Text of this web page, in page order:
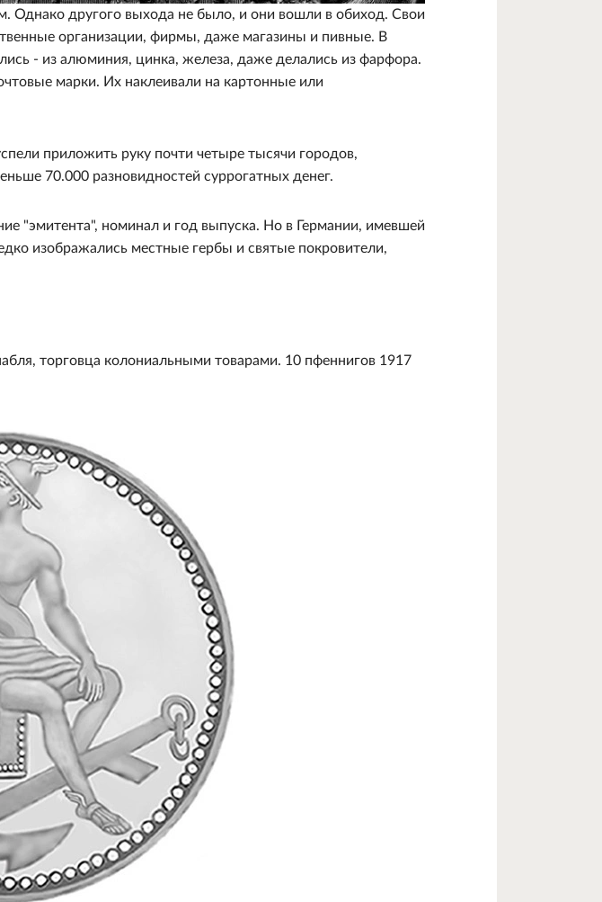
Однако другого выхода не было, и они вошли в обиход. Свои
организации, фирмы, даже магазины и пивные. В
- из алюминия, цинка, железа, даже делались из фарфора.
марки. Их наклеивали на картонные или
приложить руку почти четыре тысячи городов,
70.000 разновидностей суррогатных денег.
"эмитента", номинал и год выпуска. Но в Германии, имевшей
изображались местные гербы и святые покровители,
торговца колониальными товарами. 10 пфеннигов 1917